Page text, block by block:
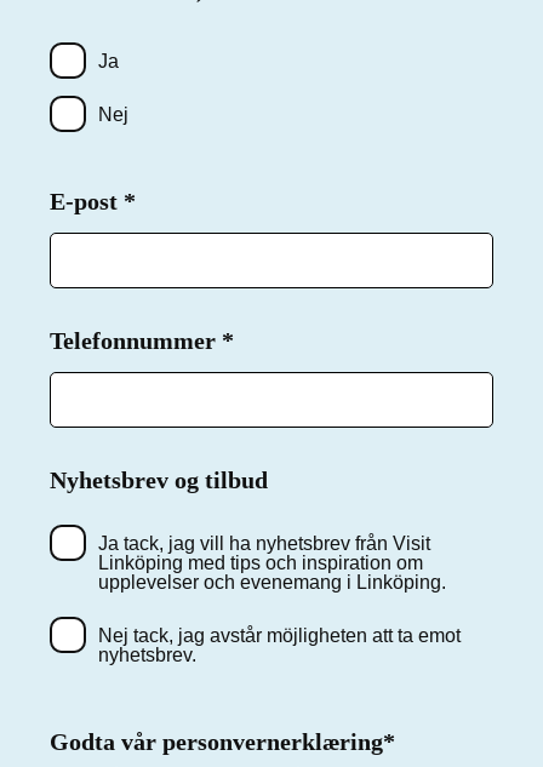
Ja
Nej
E-post Påkrevd
*
Telefonnummer Påkrevd
*
Nyhetsbrev og tilbud
Ja tack, jag vill ha nyhetsbrev från Visit
Linköping med tips och inspiration om
upplevelser och evenemang i Linköping.
Nej tack, jag avstår möjligheten att ta emot
nyhetsbrev.
Godta vår personvernerklæring*